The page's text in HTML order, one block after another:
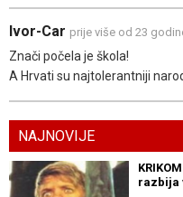
Ivor-Car prije više od 23
Znači počela je škola!
A Hrvati su najtolerantniji
NAJNOVIJE
razbija